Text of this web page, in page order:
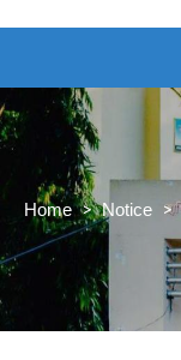
Home > Notice >